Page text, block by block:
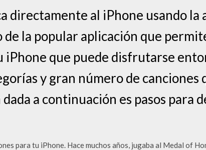
directamente al iPhone usando la
la popular aplicación que
iPhone que puede disfrutarse
y gran número de canciones
a continuación es pasos para
para tu iPhone. Hace muchos años, jugaba al Medal of